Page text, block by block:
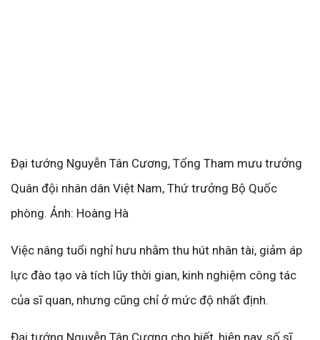
Đại tướng Nguyễn Tân Cương, Tổng Tham mưu trưởng
Quân đội nhân dân Việt Nam, Thứ trưởng Bộ Quốc
phòng. Ảnh: Hoàng Hà
Việc nâng tuổi nghỉ hưu nhằm thu hút nhân tài, giảm áp
lực đào tạo và tích lũy thời gian, kinh nghiệm công tác
của sĩ quan, nhưng cũng chỉ ở mức độ nhất định.
Đại tướng Nguyễn Tân Cương cho biết, hiện nay, số sĩ